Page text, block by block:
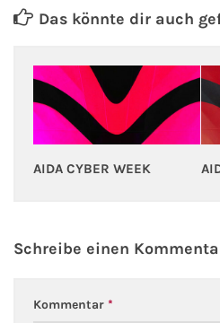
Das könnte dir auch
AIDA CYBER WEEK
Schreibe einen
Kommentar *